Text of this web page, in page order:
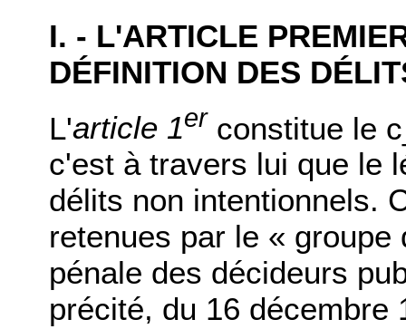
I. - L'ARTICLE
DÉFINITION DES
L'article 1er constitue le
c'est à travers lui que le
délits non intentionnels.
retenues par le «
pénale des décideurs
précité, du 16 décembre